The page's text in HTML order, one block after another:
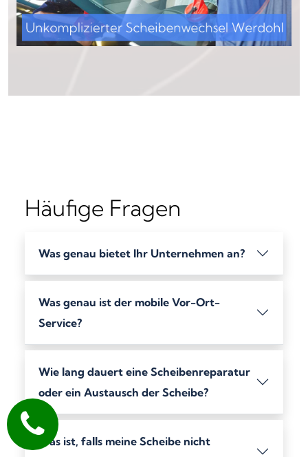
Häufige Fragen
Was genau bietet Ihr Unternehmen an?
Was genau ist der mobile Vor-Ort-
Service?
Wie lang dauert eine Scheibenreparatur
oder ein Austausch der Scheibe?
Was ist, falls meine Scheibe nicht